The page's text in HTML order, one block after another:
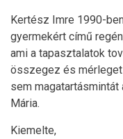
Kertész Imre 1990-
gyermekért című
ami a tapasztalatok
összegez és
sem magatartásmintát
Mária.
Kiemelte,